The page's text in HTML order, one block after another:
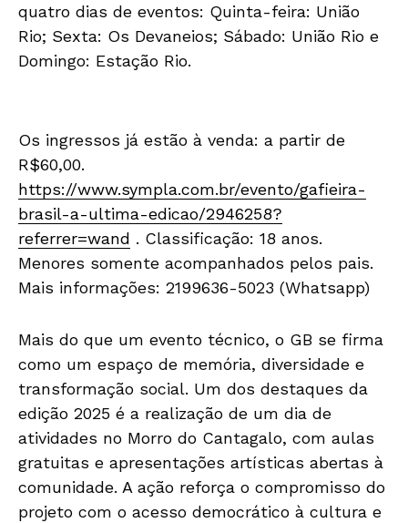
quatro dias de eventos: Quinta-feira: União
Rio; Sexta: Os Devaneios; Sábado: União Rio e
Domingo: Estação Rio.
Os ingressos já estão à venda: a partir de
R$60,00.
https://www.sympla.com.br/evento/gafieira-
brasil-a-ultima-edicao/2946258?
referrer=wand . Classificação: 18 anos.
Menores somente acompanhados pelos pais.
Mais informações: 2199636-5023 (Whatsapp)
Mais do que um evento técnico, o GB se firma
como um espaço de memória, diversidade e
transformação social. Um dos destaques da
edição 2025 é a realização de um dia de
atividades no Morro do Cantagalo, com aulas
gratuitas e apresentações artísticas abertas à
comunidade. A ação reforça o compromisso do
projeto com o acesso democrático à cultura e